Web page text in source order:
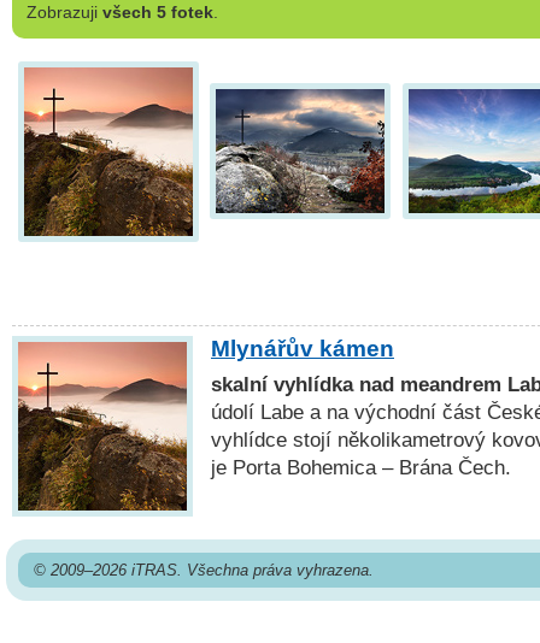
Zobrazuji všech 5 fotek.
Mlynářův kámen
skalní vyhlídka nad meandrem
údolí Labe a na východní část
vyhlídce stojí několikametrový
je Porta Bohemica – Brána Čech.
© 2009–2026 iTRAS. Všechna práva vyhrazena.